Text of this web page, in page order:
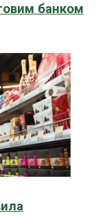
банком